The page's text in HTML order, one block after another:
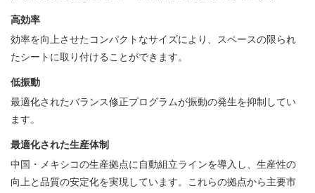
高効率
効率を向上させたコンパクトなサイズにより、スペースの限られ
たシートに取り付けることができます。
低振動
最適化されたバランス修正プログラムが振動の発生を抑制してい
ます。
最適化された生産体制
中国・メキシコの生産拠点に自動組立ラインを導入し、生産性の
向上と品質の安定化を実現しています。これらの拠点から主要市